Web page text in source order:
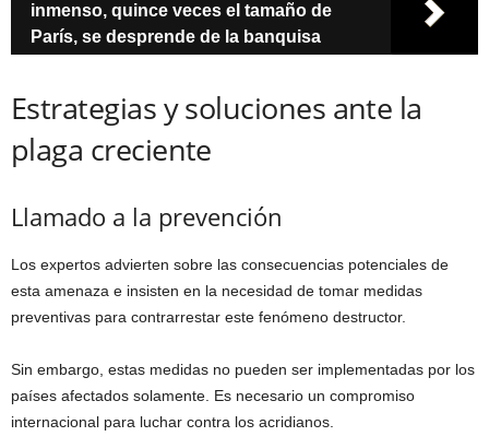
inmenso, quince veces el tamaño de
París, se desprende de la banquisa
Estrategias y soluciones ante la
plaga creciente
Llamado a la prevención
Los expertos advierten sobre las consecuencias potenciales de
esta amenaza e insisten en la necesidad de tomar medidas
preventivas para contrarrestar este fenómeno destructor.
Sin embargo, estas medidas no pueden ser implementadas por los
países afectados solamente. Es necesario un compromiso
internacional para luchar contra los acridianos.